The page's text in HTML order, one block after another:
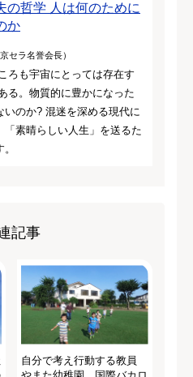
の哲学 人は何のために
か
セラ名誉会長）
ろも宇宙にとっては存在す
る。物質的に豊かになった
のか? 混迷を深める現代に
素晴らしい人生」を送るた
記事
自分で考え行動する教員